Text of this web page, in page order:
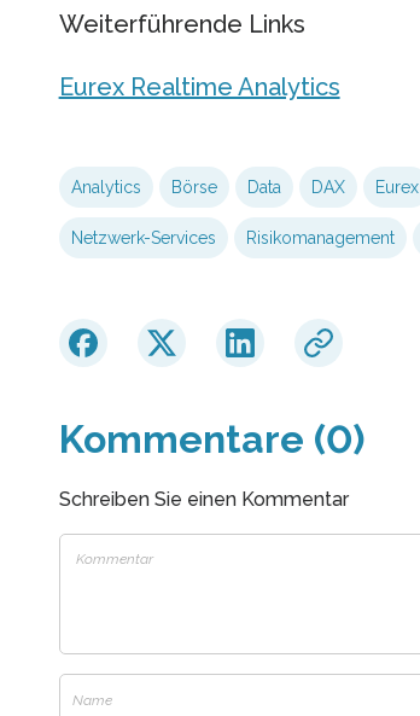
Weiterführende Links
Eurex Realtime Analytics
Analytics Börse Data DAX Eurex
Netzwerk-Services Risikomanagement
Kommentare (0)
Schreiben Sie einen Kommentar